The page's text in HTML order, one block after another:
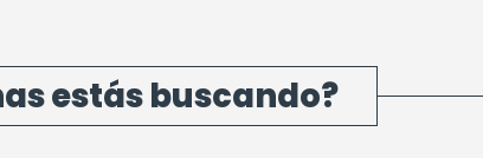
estás buscando?